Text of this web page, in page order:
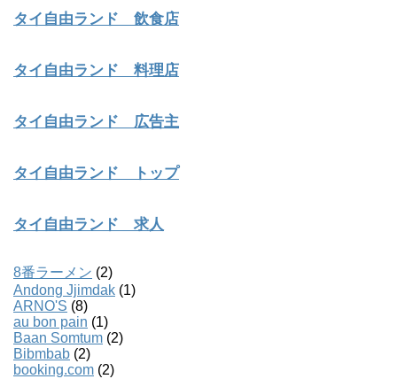
タイ自由ランド 飲食店
タイ自由ランド 料理店
タイ自由ランド 広告主
タイ自由ランド トップ
タイ自由ランド 求人
8番ラーメン (2)
Andong Jjimdak (1)
ARNO'S (8)
au bon pain (1)
Baan Somtum (2)
Bibmbab (2)
booking.com (2)